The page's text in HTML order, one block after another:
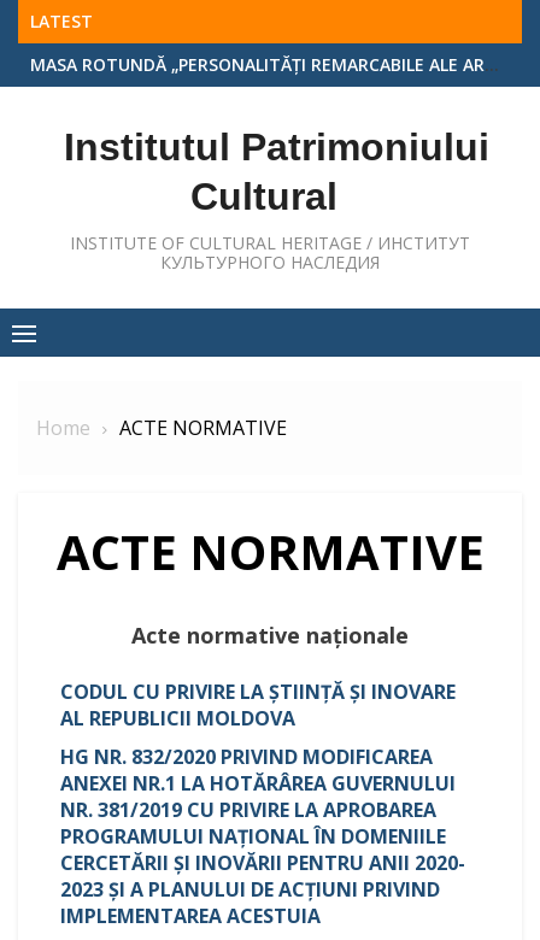
Skip
content
LATEST
MASA ROTUNDĂ „PERSONALITĂȚI REMARCABILE ALE ARHITECTURII ȘI ARTEI MONUMENTALE DIN REPUBLICA MOLDOVA”, EDIȚIA A II-A
Institutul Patrimoniului
Cultural
INSTITUTE OF CULTURAL HERITAGE / ИНСТИТУТ
КУЛЬТУРНОГО НАСЛЕДИЯ
Home ACTE NORMATIVE
ACTE NORMATIVE
Acte normative naționale
CODUL CU PRIVIRE LA ŞTIINŢĂ ŞI INOVARE
AL REPUBLICII MOLDOVA
HG NR. 832/2020 PRIVIND MODIFICAREA
ANEXEI NR.1 LA HOTĂRÂREA GUVERNULUI
NR. 381/2019 CU PRIVIRE LA APROBAREA
PROGRAMULUI NAȚIONAL ÎN DOMENIILE
CERCETĂRII ȘI INOVĂRII PENTRU ANII 2020-
2023 ȘI A PLANULUI DE ACȚIUNI PRIVIND
IMPLEMENTAREA ACESTUIA